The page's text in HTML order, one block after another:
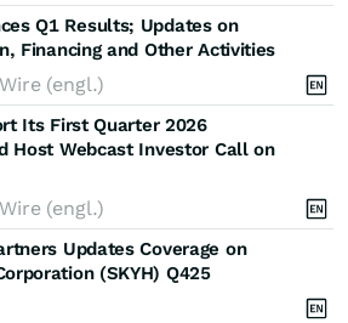
Q1 Results; Updates on
Financing and Other Activities
(engl.)
Its First Quarter 2026
Host Webcast Investor Call on
(engl.)
Updates Coverage on
(SKYH) Q425